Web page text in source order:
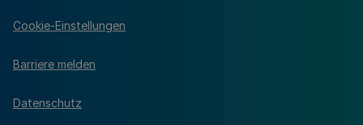
Cookie-Einstellungen
Barriere melden
Datenschutz